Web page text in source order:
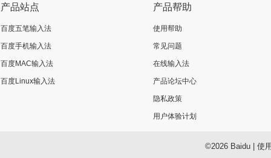
产品站点
百度五笔输入法
百度手机输入法
百度MAC输入法
百度Linux输入法
产品帮助
使用帮助
常见问题
在线输入法
产品论坛中心
隐私政策
用户体验计划
©2026 Baidu| 使